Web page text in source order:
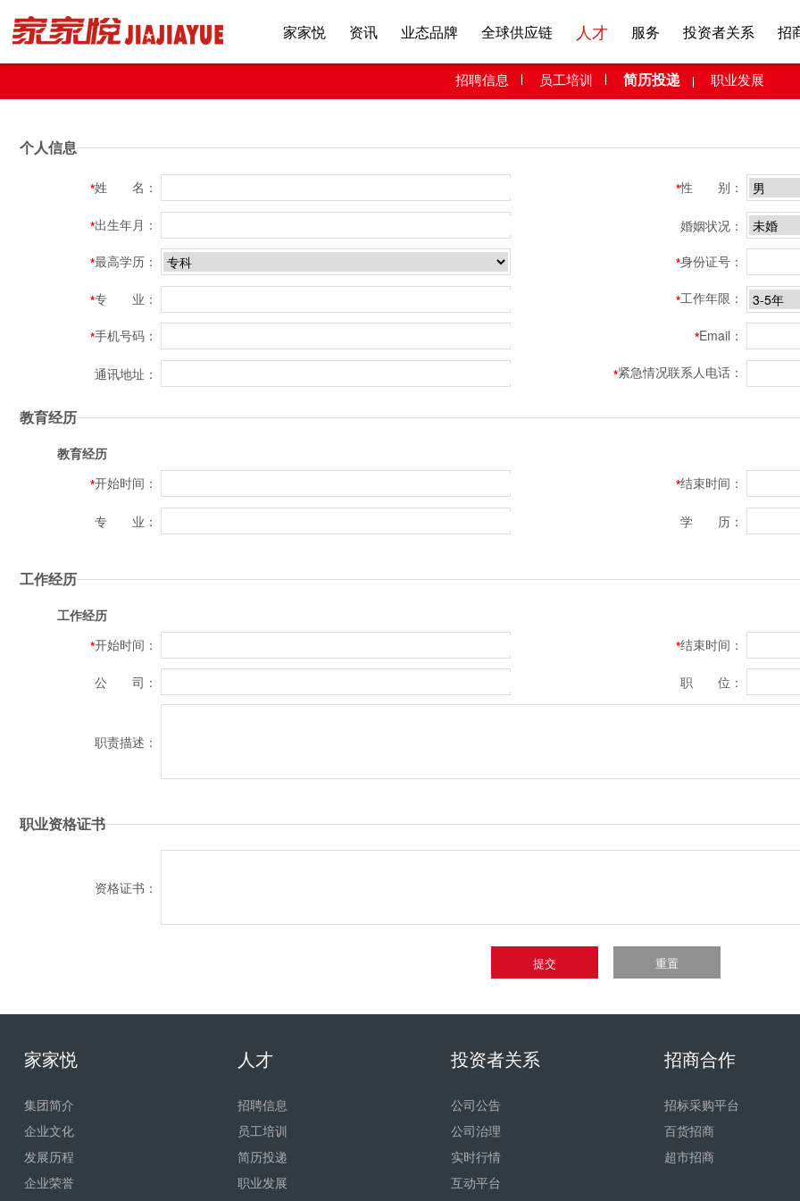
家家悦 资讯 业态品牌 全球供应链 人才 服务 投资者关系 招
招聘信息 员工培训 简历投递 职业发展
个人信息
*姓 名：
*出生年月：
*最高学历：
*专 业：
*手机号码：
通讯地址：
*性 别：
婚姻状况：
*身份证号：
*工作年限：
*Email：
*紧急情况联系人电话：
教育经历
教育经历
*开始时间：
专 业：
*结束时间：
学 历：
工作经历
工作经历
*开始时间：
公 司：
*结束时间：
职 位：
职责描述：
职业资格证书
资格证书：
提交 重置
家家悦
集团简介
企业文化
发展历程
企业荣誉
人才
招聘信息
员工培训
简历投递
职业发展
投资者关系
公司公告
公司治理
实时行情
互动平台
招商合作
招标采购平台
百货招商
超市招商